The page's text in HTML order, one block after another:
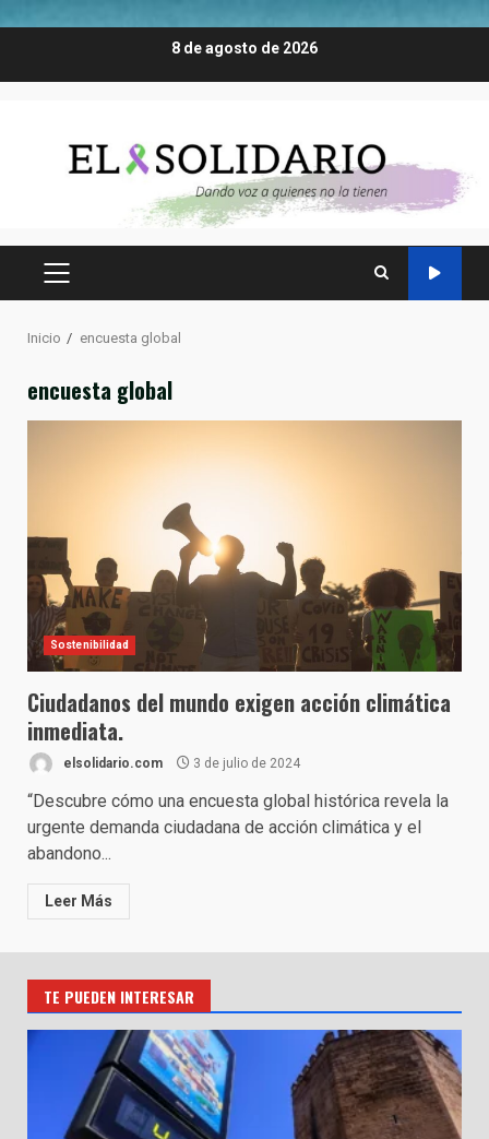
8 de agosto de 2026
MENÚ
Inicio encuesta global
encuesta global
Sostenibilidad
Ciudadanos del mundo exigen acción climática
inmediata.
elsolidario.com 3 de julio de 2024
“Descubre cómo una encuesta global histórica revela la
urgente demanda ciudadana de acción climática y el
abandono...
Leer Más
TE PUEDEN INTERESAR